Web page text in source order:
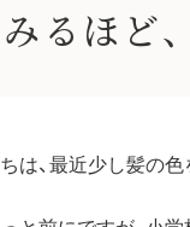
るほど
は、最近少し髪の